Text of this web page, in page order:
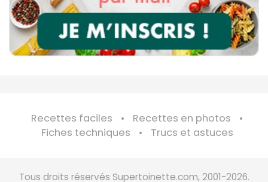
Recettes faciles
Recettes en photos
Fiches techniques
Trucs et astuces
Tous droits réservés Supertoinette.com, 2001-2026.